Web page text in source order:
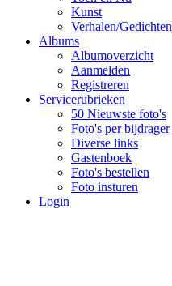
Kunst
Verhalen/Gedichten
Albums
Albumoverzicht
Aanmelden
Registreren
Servicerubrieken
50 Nieuwste foto's
Foto's per bijdrager
Diverse links
Gastenboek
Foto's bestellen
Foto insturen
Login